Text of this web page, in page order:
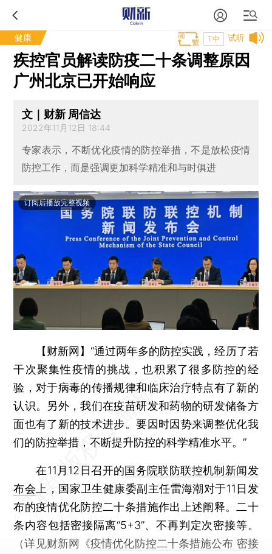
健康 试听
T中
疾控官员解读防疫二十条调整原因
广州北京已开始响应
文｜财新 周信达
2022年11月12日 18:44
专家表示，不断优化疫情的防控举措，不是放松疫情
防控工作，而是强调更加科学精准和与时俱进
订阅后播放完整视频
【财新网】 “通过两年多的防控实践，经历了若
干次聚集性疫情的挑战，也积累了很多防控的经
验，对于病毒的传播规律和临床治疗特点有了新的
认识。另外，我们在疫苗研发和药物的研发储备方
面也有了新的技术进步。要因时因势来调整优化我
们的防控举措，不断提升防控的科学精准水平。”
在11月12日召开的国务院联防联控机制新闻发
布会 上，国家卫生健康委副主任雷海潮对于11日发
布的疫情优化防控二十条措施作出上述阐释。二十
条内容包括密接隔离“5+3”、不再判定次密接等。
（详见财新网《疫情优化防控二十条措施公布 密接